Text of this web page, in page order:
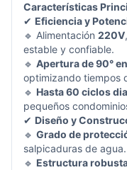
Características
✔ Eficiencia y
🔹 Alimentación 220V
estable y confiable.
🔹 Apertura de 90°
optimizando tiempos
🔹 Hasta 60 ciclos
pequeños
✔ Diseño y
🔹 Grado de
salpicaduras de agua.
🔹 Estructura